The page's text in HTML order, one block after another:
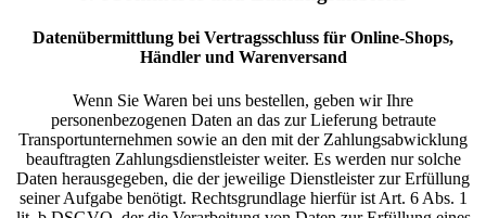
Daten­übermittlung bei Vertragsschluss für Online-Shops,
Händler und Warenversand
Wenn Sie Waren bei uns bestellen, geben wir Ihre
personenbezogenen Daten an das zur Lieferung betraute
Transportunternehmen sowie an den mit der Zahlungsabwicklung
beauftragten Zahlungsdienstleister weiter. Es werden nur solche
Daten herausgegeben, die der jeweilige Dienstleister zur Erfüllung
seiner Aufgabe benötigt. Rechtsgrundlage hierfür ist Art. 6 Abs. 1